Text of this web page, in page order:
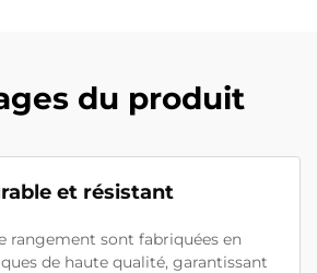
du produit
et résistant
rangement sont fabriquées en
de haute qualité, garantissant